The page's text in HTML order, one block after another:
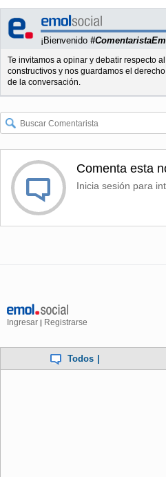
¡Bienvenido
Te invitamos a opinar y debatir respecto
constructivos y nos guardamos el
de la conversación.
Comenta esta
Inicia sesión para
Ingresar | Registrarse
Todos |